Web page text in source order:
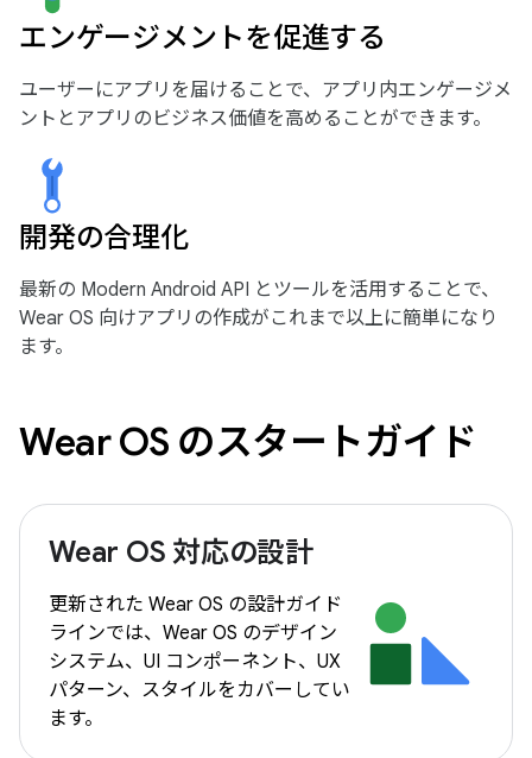
エンゲージメントを促進する
ユーザーにアプリを届けることで、アプリ内エンゲージメ
ントとアプリのビジネス価値を高めることができます。
開発の合理化
最新の Modern Android API とツールを活用することで、
Wear OS 向けアプリの作成がこれまで以上に簡単になり
ます。
Wear OS のスタートガイド
Wear OS 対応の設計
更新された Wear OS の設計ガイド
ラインでは、Wear OS のデザイン
システム、UI コンポーネント、UX
パターン、スタイルをカバーしてい
ます。